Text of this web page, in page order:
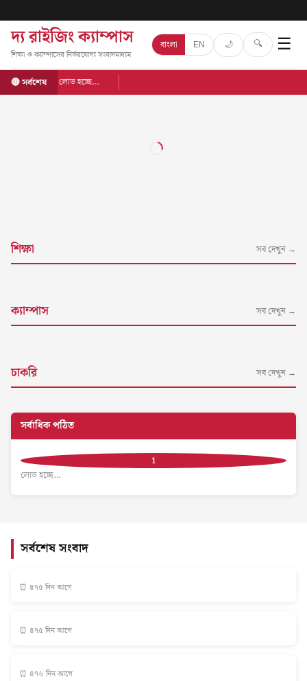
দ্য রাইজিং ক্যাম্পাস
শিক্ষা ও ক্যাম্পাসের নির্ভরযোগ্য সংবাদমাধ্যম
বাংলা EN 🌙 🔍 ☰
🔴 সর্বশেষ লোড হচ্ছে…
শিক্ষা সব দেখুন →
ক্যাম্পাস সব দেখুন →
চাকরি সব দেখুন →
সর্বাধিক পঠিত
লোড হচ্ছে…
সর্বশেষ সংবাদ
⏰ ৪৭৫ দিন আগে
⏰ ৪৭৫ দিন আগে
⏰ ৪৭৬ দিন আগে